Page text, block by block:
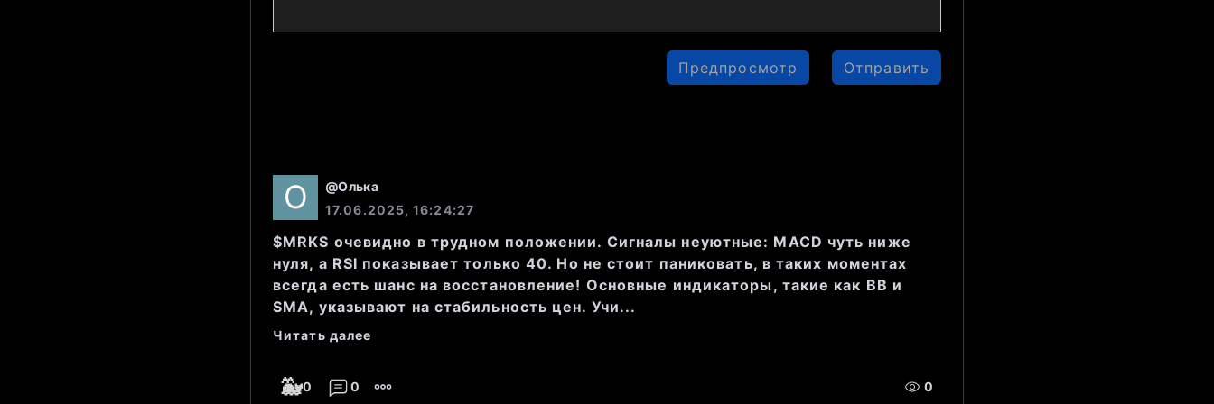
нерешительность. Свечи имеют малые тела и длинные
теневые тени, что указывает на отсутствие четкого
Стакан
Биды и аски очень близки друг к другу, что говорит о
высоком уровне ликвидности. Однако глубина рынка
довольно низка, особенно на уровне 0.44 (где
Предпросмотр Отправить
@Олька
17.06.2025, 16:24:27
$MRKS очевидно в трудном положении. Сигналы неуютные: MACD чуть ниже
нуля, а RSI показывает только 40. Но не стоит паниковать, в таких моментах
всегда есть шанс на восстановление! Основные индикаторы, такие как BB и
SMA, указывают на стабильность цен. Учи...
Читать далее
🐳0 0 0